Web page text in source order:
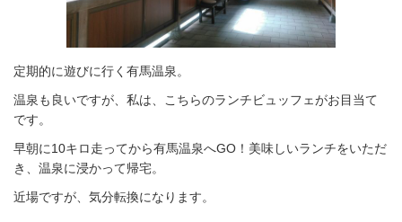
定期的に遊びに行く有馬温泉。
温泉も良いですが、私は、こちらのランチビュッフェがお目当て
です。
早朝に10キロ走ってから有馬温泉へGO！美味しいランチをいただ
き、温泉に浸かって帰宅。
近場ですが、気分転換になります。